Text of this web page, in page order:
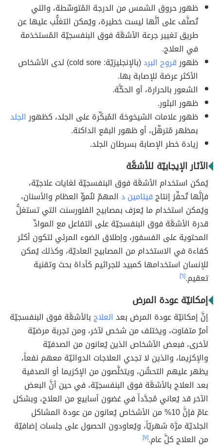
ظهور حروق الشمس من الدرجة المُتوسِّطة، والتي
تُصنَّف على أنَّها ليست خطيرة، ويُمكن التغلُّب عليها عن
طريق تغيير جرعة الأشعَّة فوق البنفسجيّة المُستخدَمة
في العلاج.
ظهورقروح البرد
(بالإنجليزيّة: cold sore) لدى الأشخاص
الأكثر عرضة للإصابة بها.
الشعور بالحرارة، أو الحكَّة.
ظهور البثور.
ظهور علامات الشيخوخة المُبكِّرة على الجلد، كظهورالجلد
بمظهر مُترهِّل، أو ظهور البقع الداكنة.
زيادة خطر الإصابة بسرطان الجلد.
الآثار الإيجابيّة للأشعَّة
يُمكن استخدام الأشعَّة فوق البنفسجيّة لغايات علاجيّة،
فإنَّها تُحفِّز إنتاجفيتامين د المهمّ لنُموِّ العظام والأسنان،
ويُمكن استخدام ما يُعرَف بمصابيح الفلورسنت التي تستغلُّ
قدرة الأشعَّة فوق البنفسجيّة على التفاعل مع الموادِّ
المحتوية على الفسفور، وإطلاق الضوء المرئي لتكون أكثر
كفاءة في الاستخدام من المصابيح العاديّة، وكذلك يُمكن
للإنسان استخدامها كمبيد للجراثيم كأداة بحث وتقنية
تعقيم.[٦]
إمكانيّة عودة المرض
إنَّ إمكانيّة عودة المرض بعد العلاجبالأشعَّة فوق البنفسجيّة
أمرٌ متفاوت، ويختلف من شخص لآخر، ومن تجربة مرضيّة
لأخرى، فبعض الأشخاص الذين يُعانون من الصدفيّة
والإكزيما، والذين لا تجدي العلاجات الدوائيّة معهم نفعاً،
يظهر عليهم التحسُّن، ويتخلَّصون من الإكزيما أو الصدفية
بعد العلاج بالأشعَّة فوق البنفسجيّة، في حين أنَّ البعض
الآخر قد يُعاني مُجدَّداً في غضون أسابيع من العلاج، وبشكل
عامّ فإنَّ 10% من الأشخاص يُعانون من عودة المشاكل
الجلديّة مرَّة شهريّاً، ويُعاودون الحصول على جلسات إضافيّة
من العلاج كلَّ عام.[٧]